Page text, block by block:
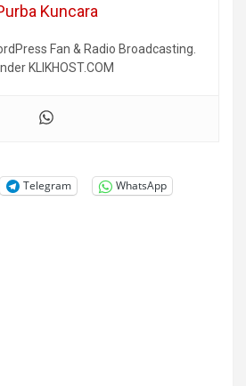
Kuncara
Fan & Radio Broadcasting.
KLIKHOST.COM
Telegram
WhatsApp